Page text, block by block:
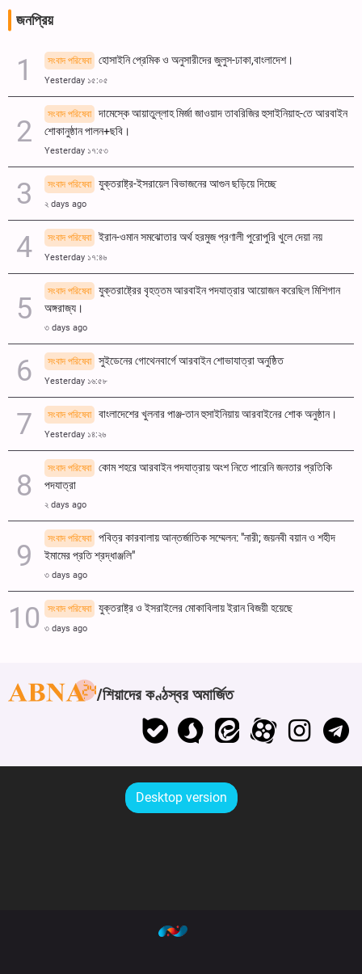
জনপ্রিয়
সংবাদ পরিষেবা হোসাইনি প্রেমিক ও অনুসারীদের জুলুস-ঢাকা,বাংলাদেশ।
Yesterday ১৫:০৫
সংবাদ পরিষেবা
দামেস্কে আয়াতুল্লাহ মির্জা জাওয়াদ তাবরিজির হুসাইনিয়াহ-তে আরবাইন
শোকানুষ্ঠান পালন+ছবি।
Yesterday ১৭:৫৩
সংবাদ পরিষেবা যুক্তরাষ্ট্র-ইসরায়েল বিভাজনের আগুন ছড়িয়ে দিচ্ছে
২ days ago
সংবাদ পরিষেবা ইরান-ওমান সমঝোতার অর্থ হরমুজ প্রণালী পুরোপুরি খুলে দেয়া নয়
Yesterday ১৭:৪৬
সংবাদ পরিষেবা
যুক্তরাষ্ট্রের বৃহত্তম আরবাইন পদযাত্রার আয়োজন করেছিল মিশিগান
অঙ্গরাজ্য।
৩ days ago
সংবাদ পরিষেবা সুইডেনের গোথেনবার্গে আরবাইন শোভাযাত্রা অনুষ্ঠিত
Yesterday ১৬:৫৮
সংবাদ পরিষেবা বাংলাদেশের খুলনার পাঞ্জ-তান হুসাইনিয়ায় আরবাইনের শোক অনুষ্ঠান।
Yesterday ১৪:২৬
সংবাদ পরিষেবা
কোম শহরে আরবাইন পদযাত্রায় অংশ নিতে পারেনি জনতার প্রতিকি
পদযাত্রা
২ days ago
সংবাদ পরিষেবা
পবিত্র কারবালায় আন্তর্জাতিক সম্মেলন: "নারী; জয়নবী বয়ান ও শহীদ
ইমামের প্রতি শ্রদ্ধাঞ্জলি"
৩ days ago
সংবাদ পরিষেবা যুক্তরাষ্ট্র ও ইসরাইলের মোকাবিলায় ইরান বিজয়ী হয়েছে
৩ days ago
শিয়াদের কণ্ঠস্বর অমার্জিত
Desktop version